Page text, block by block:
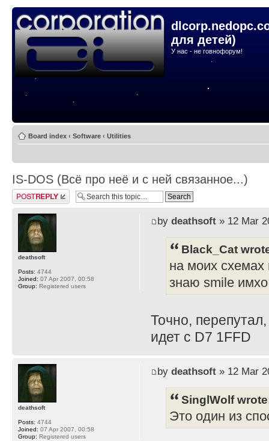
для детей)
У нас - не говнофорум!
Board index ‹ Software ‹ Utilities
IS-DOS (Всё про неё и с ней связанное...)
Post a reply
by deathsoft» 12 Mar
Black_Cat
на моих схемах
знаю smile
Точно,
идет с D7 1FFD
deathsoft
Posts: 4744
Joined: 07 Apr 2007, 00:58
Group: Registered users
by deathsoft» 12 Mar
SinglWolf
Это один из
deathsoft
Posts: 4744
Joined: 07 Apr 2007, 00:58
Group: Registered users